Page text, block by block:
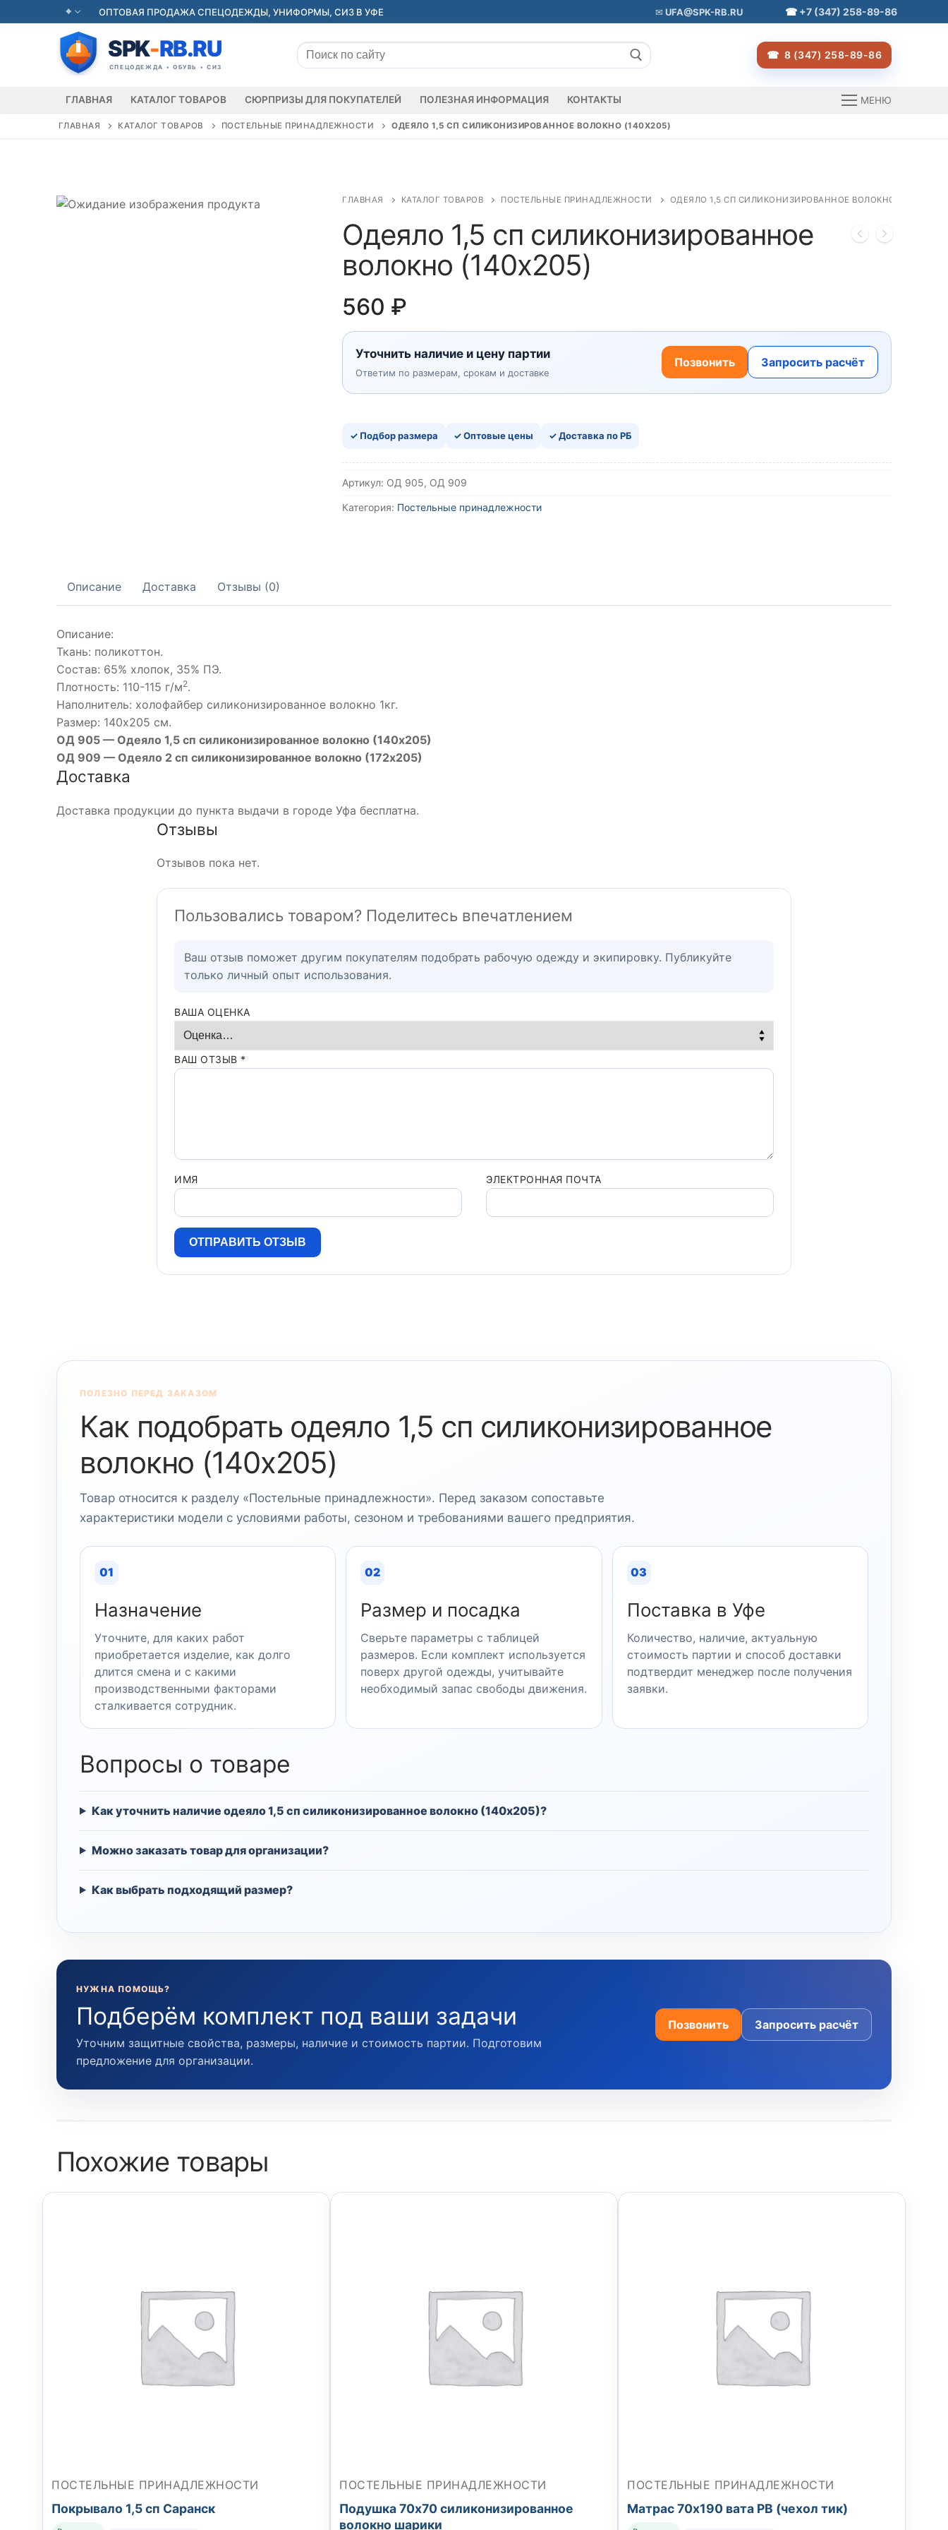
к
содержимому
ОПТОВАЯ ПРОДАЖА СПЕЦОДЕЖДЫ, УНИФОРМЫ, СИЗ В УФЕ UFA@SPK-RB.RU +7 (347) 258-89-86
Искать: 8 (347) 258-89-86
ГЛАВНАЯ КАТАЛОГ ТОВАРОВ СЮРПРИЗЫ ДЛЯ ПОКУПАТЕЛЕЙ ПОЛЕЗНАЯ ИНФОРМАЦИЯ КОНТАКТЫ МЕНЮ
ГЛАВНАЯ КАТАЛОГ ТОВАРОВ ПОСТЕЛЬНЫЕ ПРИНАДЛЕЖНОСТИ ОДЕЯЛО 1,5 СП СИЛИКОНИЗИРОВАННОЕ ВОЛОКНО (140Х205)
ГЛАВНАЯ КАТАЛОГ ТОВАРОВ ПОСТЕЛЬНЫЕ ПРИНАДЛЕЖНОСТИ ОДЕЯЛО 1,5 СП СИЛИКОНИЗИРОВАННОЕ ВОЛОКНО (140Х205)
Одеяло 1,5 сп силиконизированное
волокно (140х205)
560 ₽
Уточнить наличие и цену партии
Ответим по размерам, срокам и доставке
Позвонить Запросить расчёт
✓ Подбор размера ✓ Оптовые цены ✓ Доставка по РБ
Артикул: ОД 905, ОД 909
Категория: Постельные принадлежности
Описание Доставка Отзывы (0)
Описание:
Ткань: поликоттон.
Состав: 65% хлопок, 35% ПЭ.
Плотность: 110-115 г/м2.
Наполнитель: холофайбер силиконизированное волокно 1кг.
Размер: 140х205 см.
ОД 905 — Одеяло 1,5 сп силиконизированное волокно (140х205)
ОД 909 — Одеяло 2 сп силиконизированное волокно (172х205)
Доставка
Доставка продукции до пункта выдачи в городе Уфа бесплатна.
Отзывы
Отзывов пока нет.
Пользовались товаром? Поделитесь впечатлением
Ваш отзыв поможет другим покупателям подобрать рабочую одежду и экипировку. Публикуйте
только личный опыт использования.
ВАША ОЦЕНКА
ВАШ ОТЗЫВ *
ИМЯ ЭЛЕКТРОННАЯ ПОЧТА
ПОЛЕЗНО ПЕРЕД ЗАКАЗОМ
Как подобрать одеяло 1,5 сп силиконизированное
волокно (140х205)
Товар относится к разделу «Постельные принадлежности». Перед заказом сопоставьте
характеристики модели с условиями работы, сезоном и требованиями вашего предприятия.
01
Назначение
Уточните, для каких работ
приобретается изделие, как долго
длится смена и с какими
производственными факторами
сталкивается сотрудник.
02
Размер и посадка
Сверьте параметры с таблицей
размеров. Если комплект используется
поверх другой одежды, учитывайте
необходимый запас свободы движения.
03
Поставка в Уфе
Количество, наличие, актуальную
стоимость партии и способ доставки
подтвердит менеджер после получения
заявки.
Вопросы о товаре
Как уточнить наличие одеяло 1,5 сп силиконизированное волокно (140х205)?
Можно заказать товар для организации?
Как выбрать подходящий размер?
НУЖНА ПОМОЩЬ?
Подберём комплект под ваши задачи
Уточним защитные свойства, размеры, наличие и стоимость партии. Подготовим
предложение для организации.
Позвонить Запросить расчёт
Похожие товары
ПОСТЕЛЬНЫЕ ПРИНАДЛЕЖНОСТИ
Покрывало 1,5 сп Саранск
ПОСТЕЛЬНЫЕ ПРИНАДЛЕЖНОСТИ
Подушка 70х70 силиконизированное
волокно шарики
ПОСТЕЛЬНЫЕ ПРИНАДЛЕЖНОСТИ
Матрас 70х190 вата РВ (чехол тик)